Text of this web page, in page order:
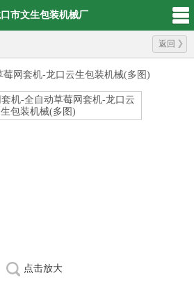
市文生包装机械厂
返回
网套机-龙口云生包装机械(多图)
点击放大